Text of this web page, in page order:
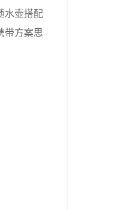
水壶搭配
带方案思